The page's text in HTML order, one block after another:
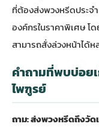
ที่ต้องส่งพวงหรีดประจ
องค์กรในราคาพิเศษ โ
สามารถสั่งล่วงหน้าได้
คำถามที่พบบ่อย
ไพฑูรย์
ถาม: ส่งพวงหรีดถึงวัด